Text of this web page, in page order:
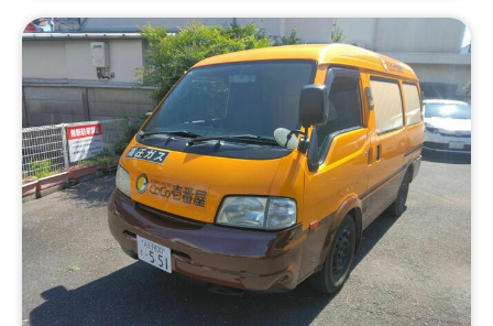
ドーナツ（ブリュレカスタード）、もちマラサダ生ドーナ
ツ（苺フロマージュクリーム）とちあいか使用、チュロ
ス （プレーン）、チュロス （チョコ）、日の出製氷
大和氷室使用 かき氷（生イチゴ）、日の出製氷 大和氷
室使用 かき氷（レアチーズケーキ）、日の出製氷 大和
氷室使用 かき氷（西尾の抹茶）、日の出製氷 大和氷室
使用 かき氷（信州ミルク）、日の出製氷 大和氷室使
用 かき氷（生桃）、日の出製氷 大和氷室使用 かき氷
（生マンゴー）、宇佐唐揚げ（骨なし）4個入り、カボス
南蛮唐揚げ、宇佐唐揚げ（特大骨付きもも） 1本、宇佐唐
揚げ（手羽先）4本入り、宇佐唐揚げ（皮）、宇佐唐揚げ
（砂肝）、大分名物 日田焼そば、黒毛和牛ホルモン 日
田焼そば、日田焼そばトッピング 各（①ネギだく②目玉
のせ）、遠赤ロースト 骨つき鶏、クラフトビール 4種